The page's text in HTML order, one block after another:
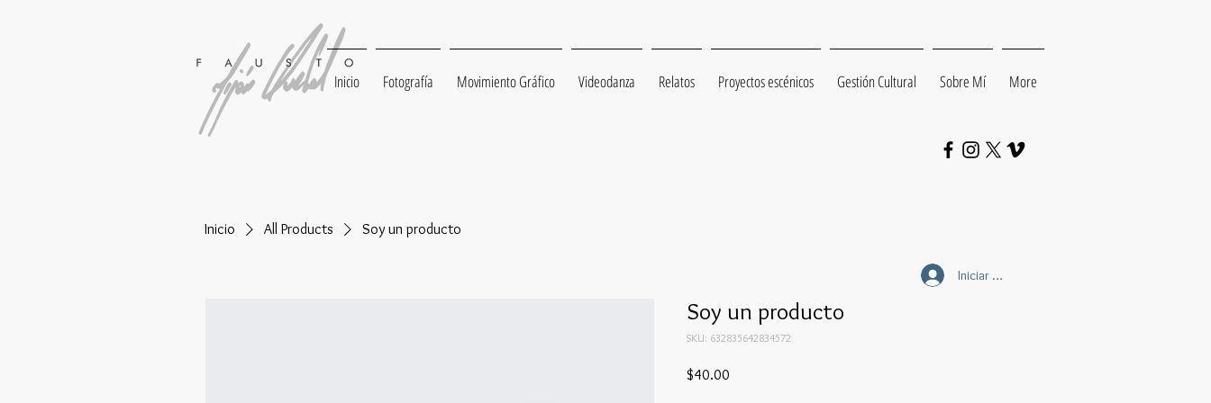
Inicio Fotografía Movimiento Gráfico Videodanza Relatos Proyectos escénicos Gestión Cultural Sobre Mí More
Iniciar sesión
Inicio All Products Soy un producto
Soy un producto
SKU: 632835642834572
$40.00